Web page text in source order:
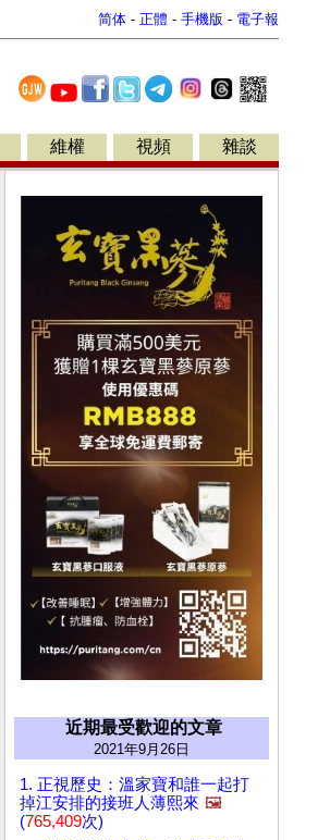
简体 - 正體 - 手機版 - 電子報
維權 視頻 雜談
近期最受歡迎的文章
2021年9月26日
1. 正視歷史：溫家寶和誰一起打
掉江安排的接班人薄熙來 🖼️
(765,409次)